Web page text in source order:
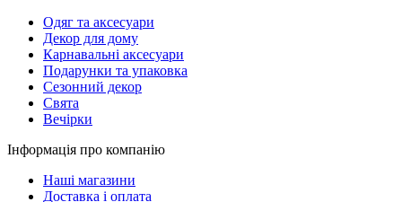
Oдяг та аксесуари
Декор для дому
Карнавальні аксесуари
Подарунки та упаковка
Сезонний декор
Свята
Вечірки
Інформація про компанію
Наші магазини
Доставка і оплата